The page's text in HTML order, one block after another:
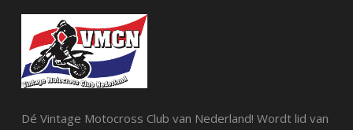
Dé Vintage Motocross Club van Nederland! Wordt lid van